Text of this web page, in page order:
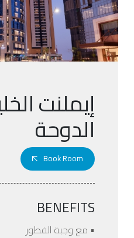
إيملنت
الدوحة
Book Room
BENEFITS
• مع وجبة الفطور